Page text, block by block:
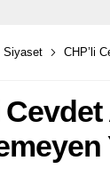
Siyaset CHP’li
Cevdet